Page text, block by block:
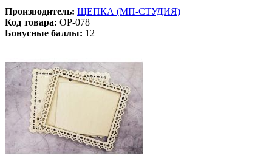
Производитель: ЩЕПКА (МП-СТУДИЯ)
Код товара: ОР-078
Бонусные баллы: 12